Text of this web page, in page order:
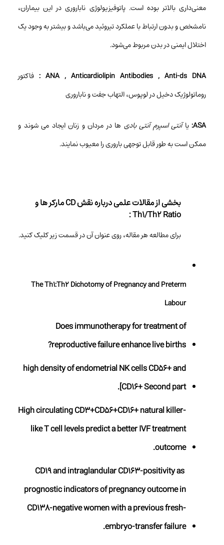
معنی‌داری بالاتر بوده است. پاتوفیزیولوژی ناباروری در این بیماران،
نامشخص و بدون ارتباط با عملکرد تیروئید می‌باشد و بیشتر به وجود یک
اختلال ایمنی در بدن مربوط می‌شود.
ANA , Anticardiolipin Antibodies , Anti-ds DNA :
فاکتور
روماتولوژیک دخیل در لوپوس، التهاب جفت و ناباروری
ASA: یاآنتی اسپرم آنتی بادی ها در مردان و زنان ایجاد می شوند و
ممکن است به طور قابل توجهی باروری را معیوب نمایند.
بخشی از مقالات علمی درباره نقش CD مارکر ها و
Th1/Th2 Ratio :
برای مطالعه هر مقاله، روی عنوان آن در قسمت زیر کلیک کنید.
The Th1:Th2 Dichotomy of Pregnancy and Preterm
Labour
Does immunotherapy for treatment of
reproductive failure enhance live births?
high density of endometrial NK cells CD56+ and
CD16+ Second part].
High circulating CD3+CD56+CD16+ natural killer-
like T cell levels predict a better IVF treatment
outcome.
CD19 and intraglandular CD163-positivity as
prognostic indicators of pregnancy outcome in
CD138-negative women with a previous fresh-
embryo-transfer failure.